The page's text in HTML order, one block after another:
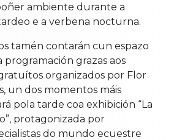
ambiente durante a
e a verbena nocturna.
tamén contarán cun espazo
grazas aos
organizados por Flor
un dos momentos máis
pola tarde coa exhibición “La
protagonizada por
do mundo ecuestre